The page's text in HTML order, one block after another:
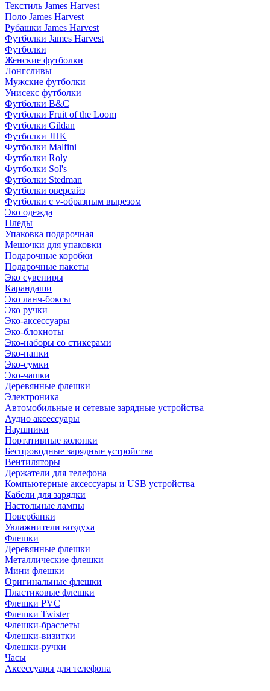
Текстиль James Harvest
Поло James Harvest
Рубашки James Harvest
Футболки James Harvest
Футболки
Женские футболки
Лонгсливы
Мужские футболки
Унисекс футболки
Футболки B&C
Футболки Fruit of the Loom
Футболки Gildan
Футболки JHK
Футболки Malfini
Футболки Roly
Футболки Sol's
Футболки Stedman
Футболки оверсайз
Футболки с v-образным вырезом
Эко одежда
Пледы
Упаковка подарочная
Мешочки для упаковки
Подарочные коробки
Подарочные пакеты
Эко сувениры
Карандаши
Эко ланч-боксы
Эко ручки
Эко-аксессуары
Эко-блокноты
Эко-наборы со стикерами
Эко-папки
Эко-сумки
Эко-чашки
Деревянные флешки
Электроника
Автомобильные и сетевые зарядные устройства
Аудио аксессуары
Наушники
Портативные колонки
Беспроводные зарядные устройства
Вентиляторы
Держатели для телефона
Компьютерные аксессуары и USB устройства
Кабели для зарядки
Настольные лампы
Повербанки
Увлажнители воздуха
Флешки
Деревянные флешки
Металлические флешки
Мини флешки
Оригинальные флешки
Пластиковые флешки
Флешки PVC
Флешки Twister
Флешки-браслеты
Флешки-визитки
Флешки-ручки
Часы
Аксессуары для телефона